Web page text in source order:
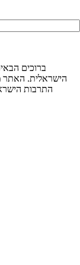
ברוכים
הישראלית. האתר
התרבות